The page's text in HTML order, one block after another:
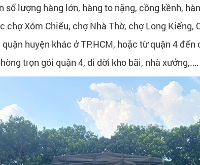
lượng hàng lớn, hàng to nặng, cồng kềnh,
chợ Xóm Chiếu, chợ Nhà Thờ, chợ Long Kiểng,
huyện khác ở TP.HCM, hoặc từ quận 4
trọn gói quận 4, di dời kho bãi, nhà xưởng,.…